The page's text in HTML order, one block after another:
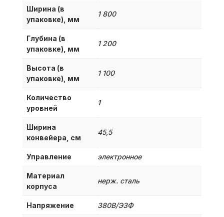
Ширина (в
упаковке), мм
1 800
Глубина (в
упаковке), мм
1 200
Высота (в
упаковке), мм
1 100
Количество
уровней
1
Ширина
конвейера, см
45,5
Управление электронное
Материал
корпуса
нерж. сталь
Напряжение 380B/Э3Ф